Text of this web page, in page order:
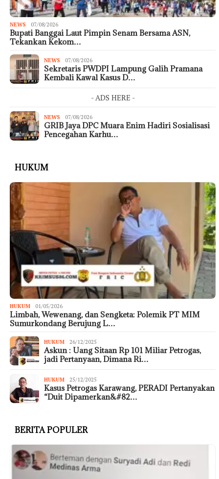
NEWS 07/08/2026
Bupati Banggai Laut Pimpin Senam Bersama ASN,
Tekankan Kekom…
NEWS 07/08/2026
Sekretaris PWDPI Lampung Galih Pramana
Kembali Kawal Kasus D…
- ADS HERE -
NEWS 07/08/2026
GRIB Jaya DPC Muara Enim Hadiri Sosialisasi
Pencegahan Karhu…
HUKUM
HUKUM 01/05/2026
Limbah, Wewenang, dan Sengketa: Polemik PT MIM
Sumurkondang Berujung L…
HUKUM 26/12/2025
Askun : Uang Sitaan Rp 101 Miliar Petrogas,
jadi Pertanyaan, Dimana Ri…
HUKUM 25/12/2025
Kasus Petrogas Karawang, PERADI Pertanyakan
“Duit Dipamerkan&#82…
BERITA POPULER